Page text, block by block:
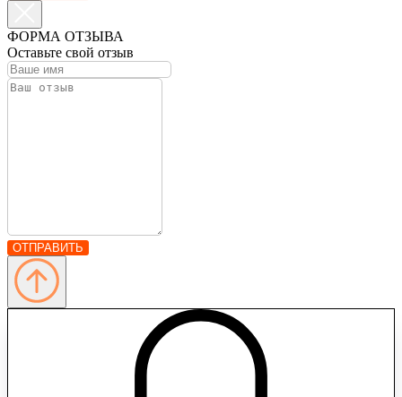
ФОРМА ОТЗЫВА
Оставьте свой отзыв
ОТПРАВИТЬ